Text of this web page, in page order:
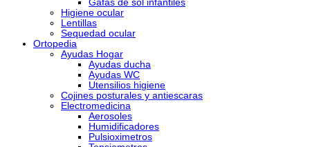
Gafas de sol infantiles
Higiene ocular
Lentillas
Sequedad ocular
Ortopedia
Ayudas Hogar
Ayudas ducha
Ayudas WC
Utensilios higiene
Cojines posturales y antiescaras
Electromedicina
Aerosoles
Humidificadores
Pulsioximetros